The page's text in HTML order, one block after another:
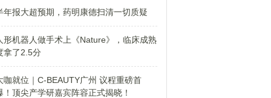
年报大超预期，药明康德扫清一切质疑
形机器人做手术上《Nature》，临床成熟
拿了2.5分
咖就位｜C-BEAUTY广州 议程重磅首
！顶尖产学研嘉宾阵容正式揭晓！